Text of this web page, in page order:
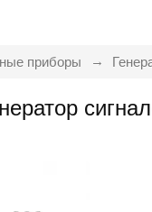
приборы